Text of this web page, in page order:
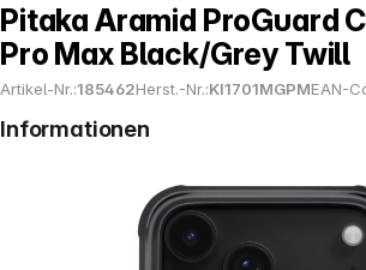
Pitaka Aramid ProGuard
Pro Max Black/Grey Twill
Artikel-Nr.:185462Herst.-Nr.:KI1701MGPMEAN-
Informationen